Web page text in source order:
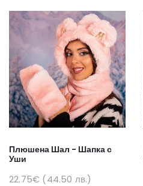
Плюшена Шал - Шапка с
Уши
22.75€ (44.50 лв.)